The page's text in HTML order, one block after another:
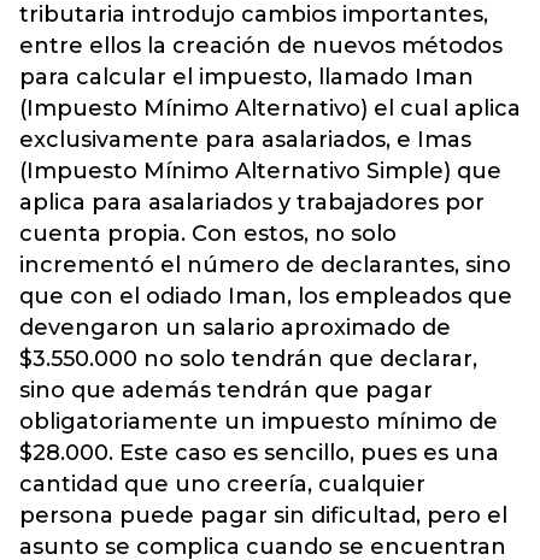
tributaria introdujo cambios importantes,
entre ellos la creación de nuevos métodos
para calcular el impuesto, llamado Iman
(Impuesto Mínimo Alternativo) el cual aplica
exclusivamente para asalariados, e Imas
(Impuesto Mínimo Alternativo Simple) que
aplica para asalariados y trabajadores por
cuenta propia. Con estos, no solo
incrementó el número de declarantes, sino
que con el odiado Iman, los empleados que
devengaron un salario aproximado de
$3.550.000 no solo tendrán que declarar,
sino que además tendrán que pagar
obligatoriamente un impuesto mínimo de
$28.000. Este caso es sencillo, pues es una
cantidad que uno creería, cualquier
persona puede pagar sin dificultad, pero el
asunto se complica cuando se encuentran